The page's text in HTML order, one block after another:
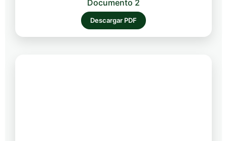
Documento 2
Descargar PDF